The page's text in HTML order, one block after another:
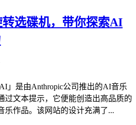
转选碟机，带你探索AI
」是由Anthropic公司推出的AI音乐
过文本提示，它便能创造出高品质的
乐作品。该网站的设计充满了...